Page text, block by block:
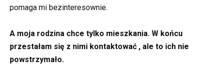
pomaga mi bezinteresownie.
A moja rodzina chce tylko mieszkania. W końcu
przestałam się z nimi kontaktować , ale to ich nie
powstrzymało.